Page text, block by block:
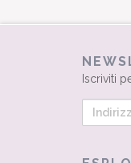
Iscriviti